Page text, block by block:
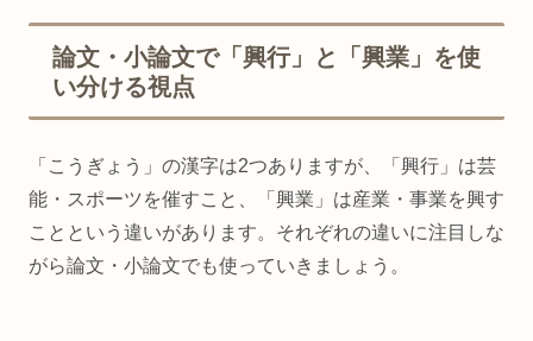
論文・小論文で「興行」と「興業」を使
い分ける視点
「こうぎょう」の漢字は2つありますが、「興行」は芸
能・スポーツを催すこと、「興業」は産業・事業を興す
ことという違いがあります。それぞれの違いに注目しな
がら論文・小論文でも使っていきましょう。